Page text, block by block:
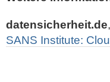
datensicherheit.de
SANS Institute: